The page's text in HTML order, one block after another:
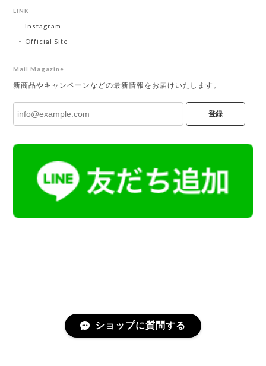
LINK
Instagram
Official Site
Mail Magazine
新商品やキャンペーンなどの最新情報をお届けいたします。
登録
ショップに質問する